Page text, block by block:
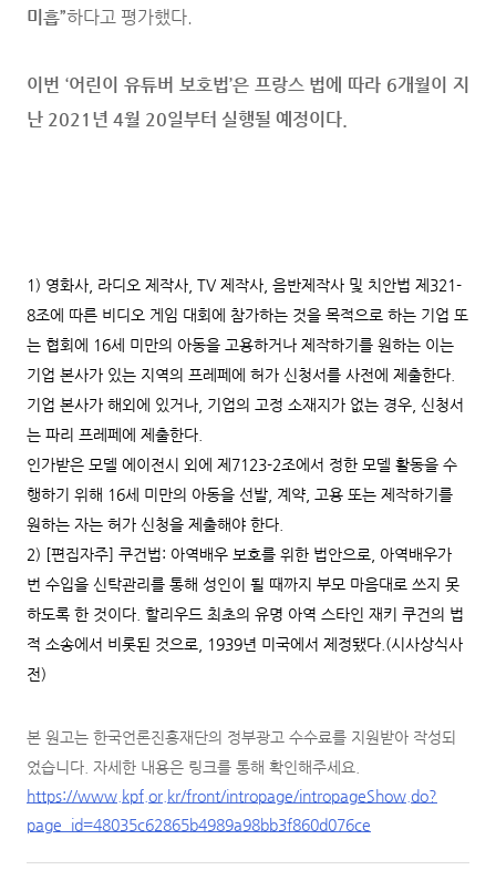
미흡”하다고 평가했다.
이번 ‘어린이 유튜버 보호법’은 프랑스 법에 따라 6개월이 지
난 2021년 4월 20일부터 실행될 예정이다.
1) 영화사, 라디오 제작사, TV 제작사, 음반제작사 및 치안법 제321-
8조에 따른 비디오 게임 대회에 참가하는 것을 목적으로 하는 기업 또
는 협회에 16세 미만의 아동을 고용하거나 제작하기를 원하는 이는
기업 본사가 있는 지역의 프레페에 허가 신청서를 사전에 제출한다.
기업 본사가 해외에 있거나, 기업의 고정 소재지가 없는 경우, 신청서
는 파리 프레페에 제출한다.
인가받은 모델 에이전시 외에 제7123-2조에서 정한 모델 활동을 수
행하기 위해 16세 미만의 아동을 선발, 계약, 고용 또는 제작하기를
원하는 자는 허가 신청을 제출해야 한다.
2) [편집자주] 쿠건법: 아역배우 보호를 위한 법안으로, 아역배우가
번 수입을 신탁관리를 통해 성인이 될 때까지 부모 마음대로 쓰지 못
하도록 한 것이다. 할리우드 최초의 유명 아역 스타인 재키 쿠건의 법
적 소송에서 비롯된 것으로, 1939년 미국에서 제정됐다.(시사상식사
전)
본 원고는 한국언론진흥재단의 정부광고 수수료를 지원받아 작성되
었습니다. 자세한 내용은 링크를 통해 확인해주세요.
https://www.kpf.or.kr/front/intropage/intropageShow.do?
page_id=48035c62865b4989a98bb3f860d076ce